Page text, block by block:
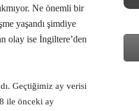
Ne önemli bir
yaşandı şimdiye
olay ise İngiltere’den
Geçtiğimiz ay verisi
ile önceki ay